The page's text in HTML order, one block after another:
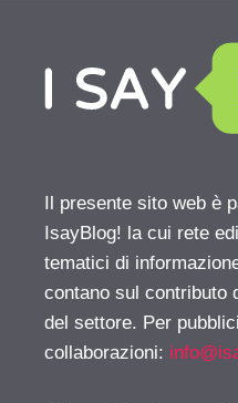
Il presente sito web è
IsayBlog! la cui rete
tematici di
contano sul contributo
del settore. Per
collaborazioni: